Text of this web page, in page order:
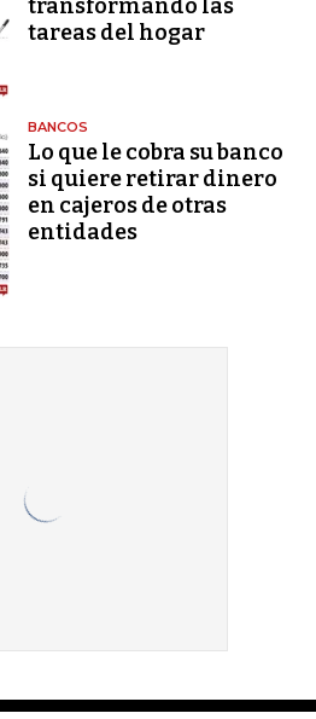
transformando las
tareas del hogar
BANCOS
Lo que le cobra su banco
si quiere retirar dinero
en cajeros de otras
entidades